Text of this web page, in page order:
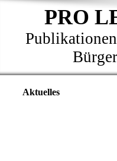
PRO
Aktuelles